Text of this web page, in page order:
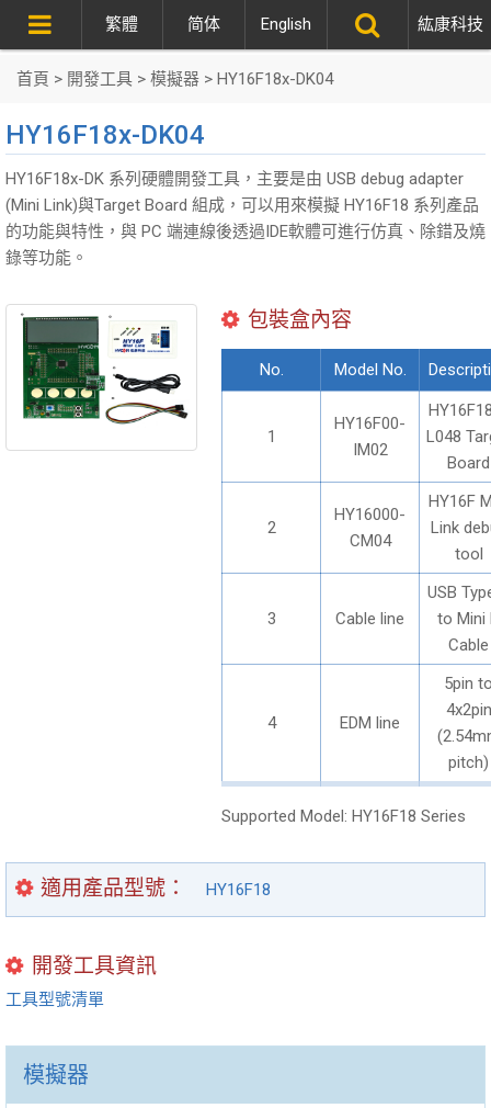
首頁 > 開發工具 > 模擬器 > HY16F18x-DK04
HY16F18x-DK04
HY16F18x-DK 系列硬體開發工具，主要是由 USB debug adapter
(Mini Link)與Target Board 組成，可以用來模擬 HY16F18 系列產品
的功能與特性，與 PC 端連線後透過IDE軟體可進行仿真、除錯及燒
錄等功能。
包裝盒內容
No. Model No.
1
HY16F00-
IM02
L048
Board
2
HY16000-
CM04
HY16F
Link
tool
3 Cable line
USB
to Mini
Cable
4 EDM line
5pin
4x2pin
pitch)
Supported Model: HY16F18 Series
適用產品型號 HY16F18
開發工具資訊
工具型號清單
模擬器
繁體 简体 English 紘康科技